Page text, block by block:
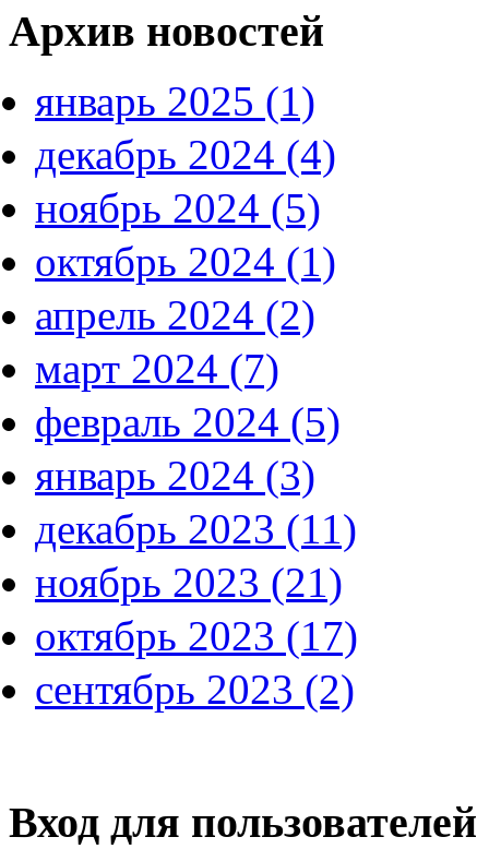
Архив новостей
январь 2025 (1)
декабрь 2024 (4)
ноябрь 2024 (5)
октябрь 2024 (1)
апрель 2024 (2)
март 2024 (7)
февраль 2024 (5)
январь 2024 (3)
декабрь 2023 (11)
ноябрь 2023 (21)
октябрь 2023 (17)
сентябрь 2023 (2)
Вход для пользователей